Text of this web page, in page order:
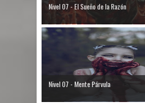
Nivel 07 - El Sueño de la Razón
Nivel 07 - Mente Párvula